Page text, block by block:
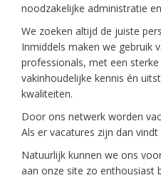
noodzakelijke administratie
We zoeken altijd de juiste
Inmiddels maken we gebruik
professionals, met een
vakinhoudelijke kennis én
kwaliteiten.
Door ons netwerk worden
Als er vacatures zijn dan
Natuurlijk kunnen we ons
aan onze site zo enthousiast